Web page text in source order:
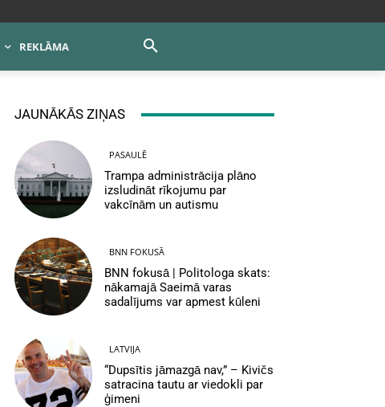
REKLĀMA
JAUNĀKĀS ZIŅAS
PASAULĒ
Trampa administrācija plāno
izsludināt rīkojumu par
vakcīnām un autismu
BNN FOKUSĀ
BNN fokusā | Politologa skats:
nākamajā Saeimā varas
sadalījums var apmest kūleni
LATVIJA
“Dupsītis jāmazgā nav,” – Kivičs
satracina tautu ar viedokli par
ģimeni